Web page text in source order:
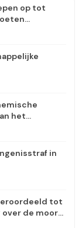
op tot
het
in
tot
de moord